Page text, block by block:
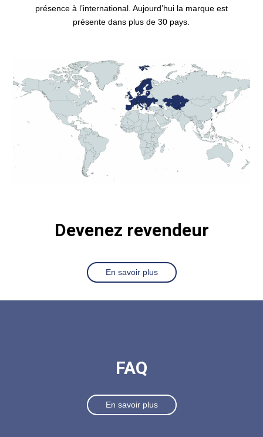
présence à l’international. Aujourd’hui la marque est
présente dans plus de 30 pays.
Devenez revendeur
En savoir plus
FAQ
En savoir plus